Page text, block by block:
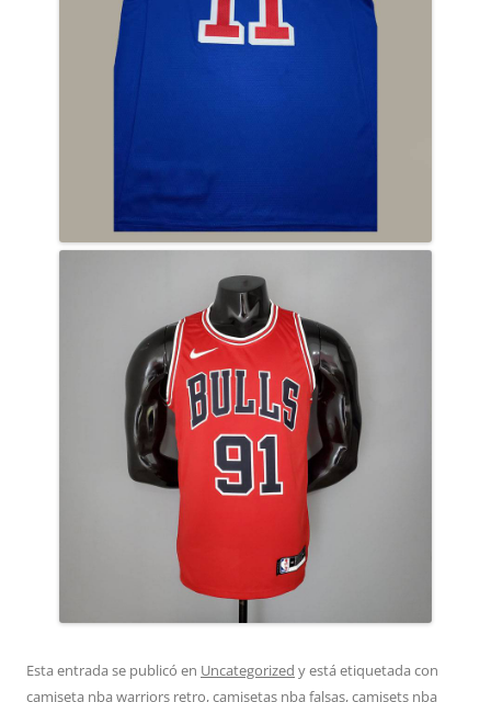
Esta entrada se publicó en Uncategorized y está etiquetada con
camiseta nba warriors retro,camisetas nba falsas,camisets nba